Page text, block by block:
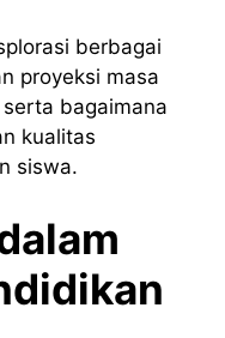
berbagai
proyeksi masa
bagaimana
kualitas
siswa.